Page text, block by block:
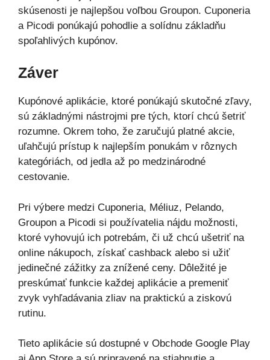
skúsenosti je najlepšou voľbou Groupon. Cuponeria
a Picodi ponúkajú pohodlie a solídnu základňu
spoľahlivých kupónov.
Záver
Kupónové aplikácie, ktoré ponúkajú skutočné zľavy,
sú základnými nástrojmi pre tých, ktorí chcú šetriť
rozumne. Okrem toho, že zaručujú platné akcie,
uľahčujú prístup k najlepším ponukám v rôznych
kategóriách, od jedla až po medzinárodné
cestovanie.
Pri výbere medzi Cuponeria, Méliuz, Pelando,
Groupon a Picodi si používatelia nájdu možnosti,
ktoré vyhovujú ich potrebám, či už chcú ušetriť na
online nákupoch, získať cashback alebo si užiť
jedinečné zážitky za znížené ceny. Dôležité je
preskúmať funkcie každej aplikácie a premeniť
zvyk vyhľadávania zliav na praktickú a ziskovú
rutinu.
Tieto aplikácie sú dostupné v Obchode Google Play